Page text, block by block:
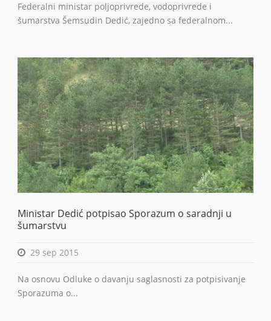
Federalni ministar poljoprivrede, vodoprivrede i
šumarstva Šemsudin Dedić, zajedno sa federalnom...
Ministar Dedić potpisao Sporazum o saradnji u
šumarstvu
29 sep 2015
Na osnovu Odluke o davanju saglasnosti za potpisivanje
Sporazuma o...